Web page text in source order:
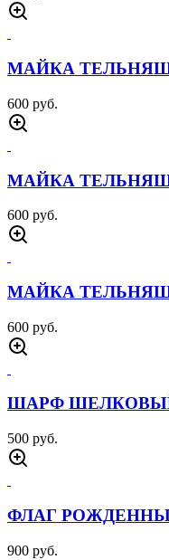
МАЙКА
600 руб.
МАЙКА
600 руб.
МАЙКА
600 руб.
ШАРФ
500 руб.
ФЛАГ
900 руб.